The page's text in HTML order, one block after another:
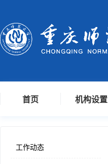
首页 机构设置
工作动态